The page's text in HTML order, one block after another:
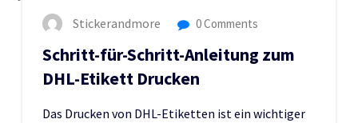
Stickerandmore 0 Comments
Schritt-für-Schritt-Anleitung zum
DHL-Etikett Drucken
Das Drucken von DHL-Etiketten ist ein wichtiger